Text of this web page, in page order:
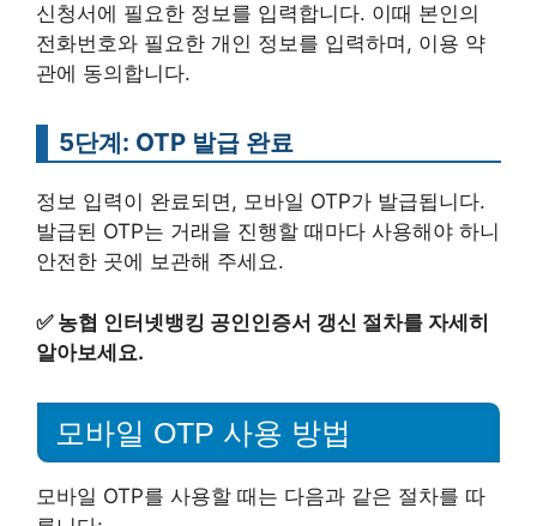
신청서에 필요한 정보를 입력합니다. 이때 본인의
전화번호와 필요한 개인 정보를 입력하며, 이용 약
관에 동의합니다.
5단계: OTP 발급 완료
정보 입력이 완료되면, 모바일 OTP가 발급됩니다.
발급된 OTP는 거래을 진행할 때마다 사용해야 하니
안전한 곳에 보관해 주세요.
✅ 농협 인터넷뱅킹 공인인증서 갱신 절차를 자세히
알아보세요.
모바일 OTP 사용 방법
모바일 OTP를 사용할 때는 다음과 같은 절차를 따